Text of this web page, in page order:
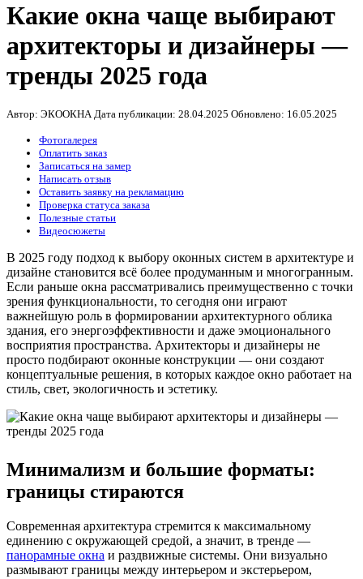
Какие окна чаще выбирают
архитекторы и дизайнеры —
тренды 2025 года
Автор: ЭКООКНА Дата публикации: 28.04.2025 Обновлено: 16.05.2025
Фотогалерея
Оплатить заказ
Записаться на замер
Написать отзыв
Оставить заявку на рекламацию
Проверка статуса заказа
Полезные статьи
Видеосюжеты
В 2025 году подход к выбору оконных систем в архитектуре и
дизайне становится всё более продуманным и многогранным.
Если раньше окна рассматривались преимущественно с точки
зрения функциональности, то сегодня они играют
важнейшую роль в формировании архитектурного облика
здания, его энергоэффективности и даже эмоционального
восприятия пространства. Архитекторы и дизайнеры не
просто подбирают оконные конструкции — они создают
концептуальные решения, в которых каждое окно работает на
стиль, свет, экологичность и эстетику.
Минимализм и большие форматы:
границы стираются
Современная архитектура стремится к максимальному
единению с окружающей средой, а значит, в тренде —
панорамные окна и раздвижные системы. Они визуально
размывают границы между интерьером и экстерьером,